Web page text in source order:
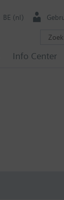
Info Center
BE (nl)